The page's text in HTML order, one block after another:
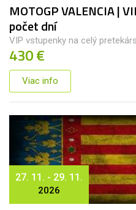
MOTOGP VALENCIA |
počet dní
VIP vstupenky na celý
430 €
Viac info
27. 11. - 29. 11.
2026